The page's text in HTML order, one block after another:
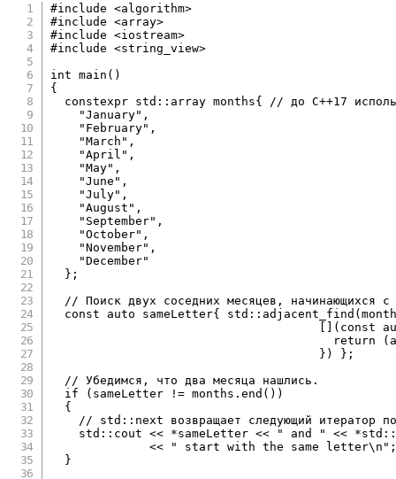
#include
<algorithm>
#include
<array>
#include
<iostream>
#include
<string_view>
int
main ( )
{
constexpr std :: array months{
// до C++17
"January" ,
"February" ,
"March" ,
"April" ,
"May" ,
"June" ,
"July" ,
"August" ,
"September" ,
"October" ,
"November" ,
"December"
} ;
// Поиск двух соседних месяцев, начинающихся
const
auto sameLetter{ std :: adjacent_find (
( const
return
(
} ) } ;
// Убедимся, что два месяца нашлись.
if
( sameLetter != months .end ( ) )
{
// std::next возвращает следующий итератор
    std
:: cout << *sameLetter << " and " << *std
<<
" start with the same letter\n"
}